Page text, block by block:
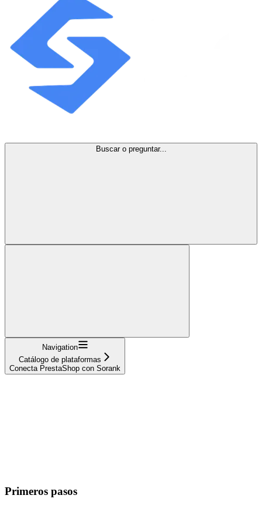
Buscar o preguntar...
Navigation
Catálogo de plataformas
Conecta PrestaShop con Sorank
Primeros pasos